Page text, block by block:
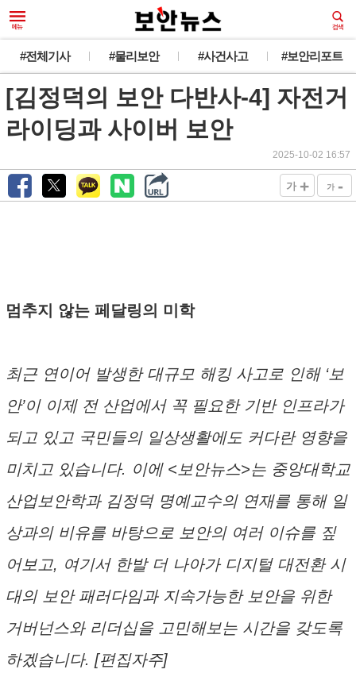
#전체기사 #물리보안 #사건사고 #보안리포트
[김정덕의 보안 다반사-4] 자전거
라이딩과 사이버 보안
2025-10-02 16:57
가 + 가 -
멈추지 않는 페달링의 미학
최근 연이어 발생한 대규모 해킹 사고로 인해 ‘보
안’이 이제 전 산업에서 꼭 필요한 기반 인프라가
되고 있고 국민들의 일상생활에도 커다란 영향을
미치고 있습니다. 이에 <보안뉴스>는 중앙대학교
산업보안학과 김정덕 명예교수의 연재를 통해 일
상과의 비유를 바탕으로 보안의 여러 이슈를 짚
어보고, 여기서 한발 더 나아가 디지털 대전환 시
대의 보안 패러다임과 지속가능한 보안을 위한
거버넌스와 리더십을 고민해보는 시간을 갖도록
하겠습니다. [편집자주]